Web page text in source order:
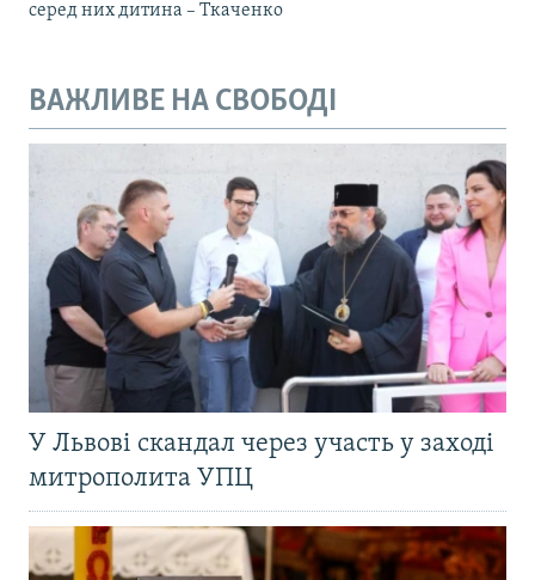
серед них дитина – Ткаченко
ВАЖЛИВЕ НА СВОБОДІ
У Львові скандал через участь у заході
митрополита УПЦ